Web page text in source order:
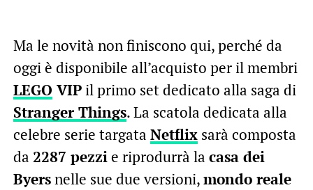
Ma le novità non finiscono qui, perché da
oggi è disponibile all’acquisto per il membri
LEGO VIPil primo set dedicato alla saga di
Stranger Things. La scatola dedicata alla
celebre serie targata Netflixsarà composta
da 2287 pezzi e riprodurrà la casa dei
Byersnelle sue due versioni,mondo reale